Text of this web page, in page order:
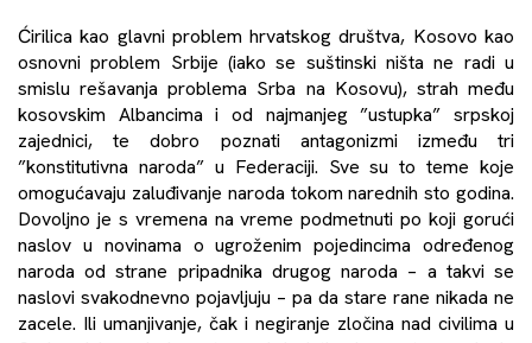
Ćirilica kao glavni problem hrvatskog društva, Kosovo kao
osnovni problem Srbije (iako se suštinski ništa ne radi u
smislu rešavanja problema Srba na Kosovu), strah među
kosovskim Albancima i od najmanjeg ”ustupka” srpskoj
zajednici, te dobro poznati antagonizmi između tri
”konstitutivna naroda” u Federaciji. Sve su to teme koje
omogućavaju zaluđivanje naroda tokom narednih sto godina.
Dovoljno je s vremena na vreme podmetnuti po koji gorući
naslov u novinama o ugroženim pojedincima određenog
naroda od strane pripadnika drugog naroda – a takvi se
naslovi svakodnevno pojavljuju – pa da stare rane nikada ne
zacele. Ili umanjivanje, čak i negiranje zločina nad civilima u